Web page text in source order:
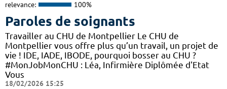
relevance: 100%
Paroles de soignants
Travailler au CHU de Montpellier Le CHU de
Montpellier vous offre plus qu’un travail, un projet de
vie ! IDE, IADE, IBODE, pourquoi bosser au CHU ?
#MonJobMonCHU : Léa, Infirmière Diplômée d'Etat
Vous
18/02/2026 15:25